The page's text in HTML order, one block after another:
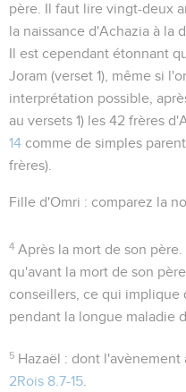
père. Il faut lire vingt-deux
la naissance d'Achazia à la
Il est cependant étonnant
Joram (verset 1), même si
interprétation possible,
au versets 1) les 42 frères
14 comme de simples
frères).
Fille d'Omri : comparez la
4 Après la mort de son père
qu'avant la mort de son
conseillers, ce qui implique
pendant la longue maladie
5 Hazaël : dont l'avènement
2Rois 8.7-15